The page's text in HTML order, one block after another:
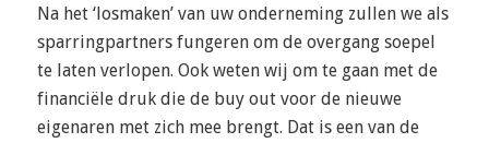
Na het ‘losmaken’ van uw onderneming zullen we als
sparringpartners fungeren om de overgang soepel
te laten verlopen. Ook weten wij om te gaan met de
financiële druk die de buy out voor de nieuwe
eigenaren met zich mee brengt. Dat is een van de